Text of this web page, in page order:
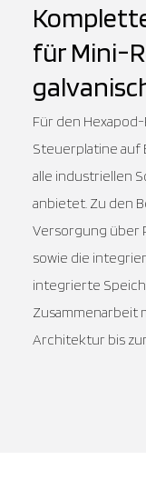
für Mini-
Für den
Steuerplatine auf
alle industriellen
anbietet. Zu den
Versorgung über
sowie die
integrierte
Zusammenarbeit
Architektur bis